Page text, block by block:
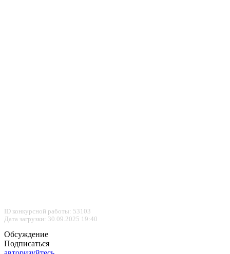
ID конкурсной работы: 53103
Дата загрузки: 30.09.2025 19:40
Обсуждение
Подписаться